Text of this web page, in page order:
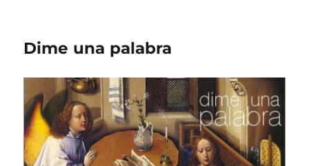
Dime una palabra